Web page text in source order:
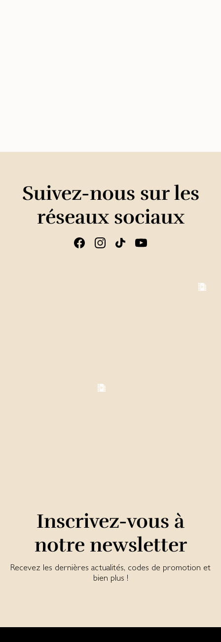
Suivez-nous sur les
réseaux sociaux
Inscrivez-vous à
notre newsletter
Recevez les dernières actualités, codes de promotion et
bien plus !